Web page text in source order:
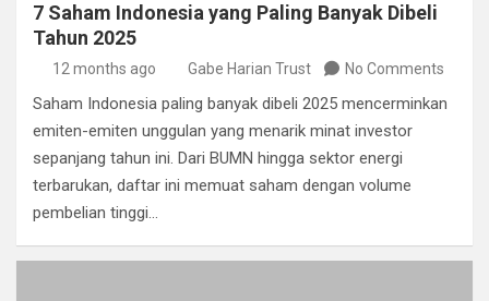
7 Saham Indonesia yang Paling Banyak Dibeli
Tahun 2025
12 months ago Gabe Harian Trust No Comments
Saham Indonesia paling banyak dibeli 2025 mencerminkan
emiten-emiten unggulan yang menarik minat investor
sepanjang tahun ini. Dari BUMN hingga sektor energi
terbarukan, daftar ini memuat saham dengan volume
pembelian tinggi…